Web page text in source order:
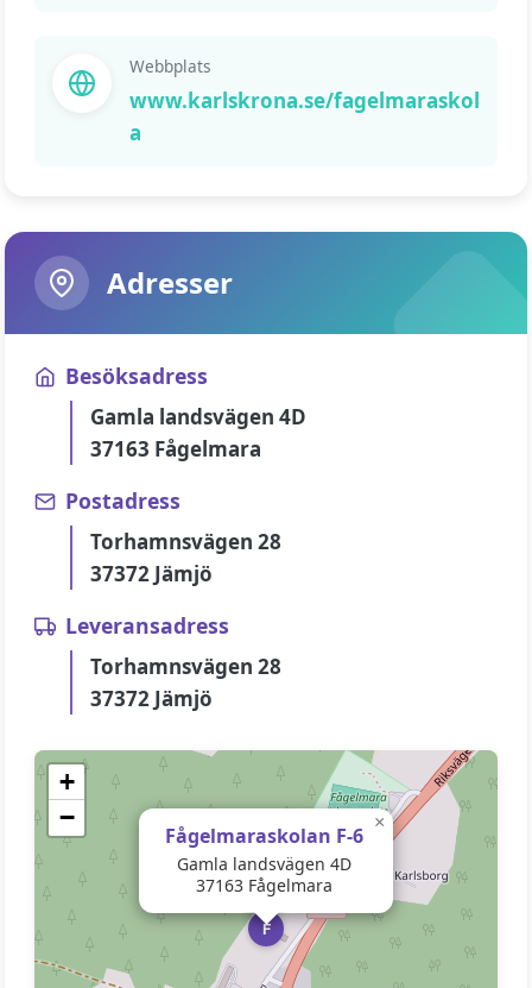
Webbplats
www.karlskrona.se/fagelmaraskol
a
Adresser
Besöksadress
Gamla landsvägen 4D
37163 Fågelmara
Postadress
Torhamnsvägen 28
37372 Jämjö
Leveransadress
Torhamnsvägen 28
37372 Jämjö
F
Fågelmaraskolan F-6
Gamla landsvägen 4D
37163 Fågelmara
×
+
−